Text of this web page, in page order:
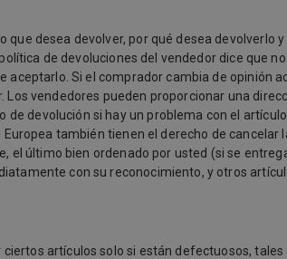
desea devolver, por qué desea
de devoluciones del vendedor dice que
aceptarlo. Si el comprador cambia de opinión
Los vendedores pueden proporcionar una
devolución si hay un problema con el
también tienen el derecho de
el último bien ordenado por usted (si se
con su reconocimiento, y otros
artículos solo si están defectuosos,